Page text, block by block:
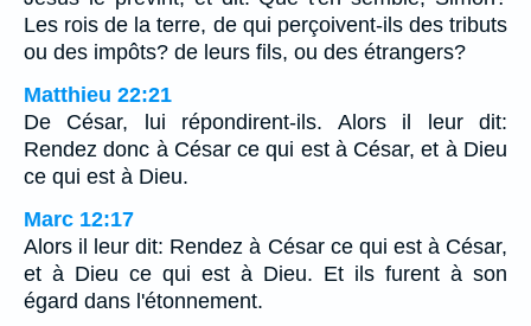
Les rois de la terre, de qui perçoivent-ils des tributs
ou des impôts? de leurs fils, ou des étrangers?
Matthieu 22:21
De César, lui répondirent-ils. Alors il leur dit:
Rendez donc à César ce qui est à César, et à Dieu
ce qui est à Dieu.
Marc 12:17
Alors il leur dit: Rendez à César ce qui est à César,
et à Dieu ce qui est à Dieu. Et ils furent à son
égard dans l'étonnement.